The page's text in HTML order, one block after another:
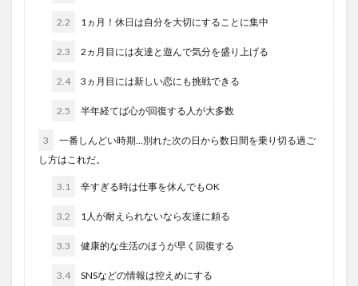
2.2 1ヵ月！休日は自分を大切にすることに集中
2.3 2ヵ月目には友達と遊んで気分を盛り上げる
2.4 3ヵ月目には新しい恋にも挑戦できる
2.5 半年経てば心が回復する人が大多数
3
一番しんどい時期…別れた次の日から数日間を乗り切る過ご
し方はこれだ。
3.1 辛すぎる時は仕事を休んでもOK
3.2 1人が耐えられないなら友達に頼る
3.3 健康的な生活のほうが早く回復する
3.4 SNSなどの情報は控えめにする